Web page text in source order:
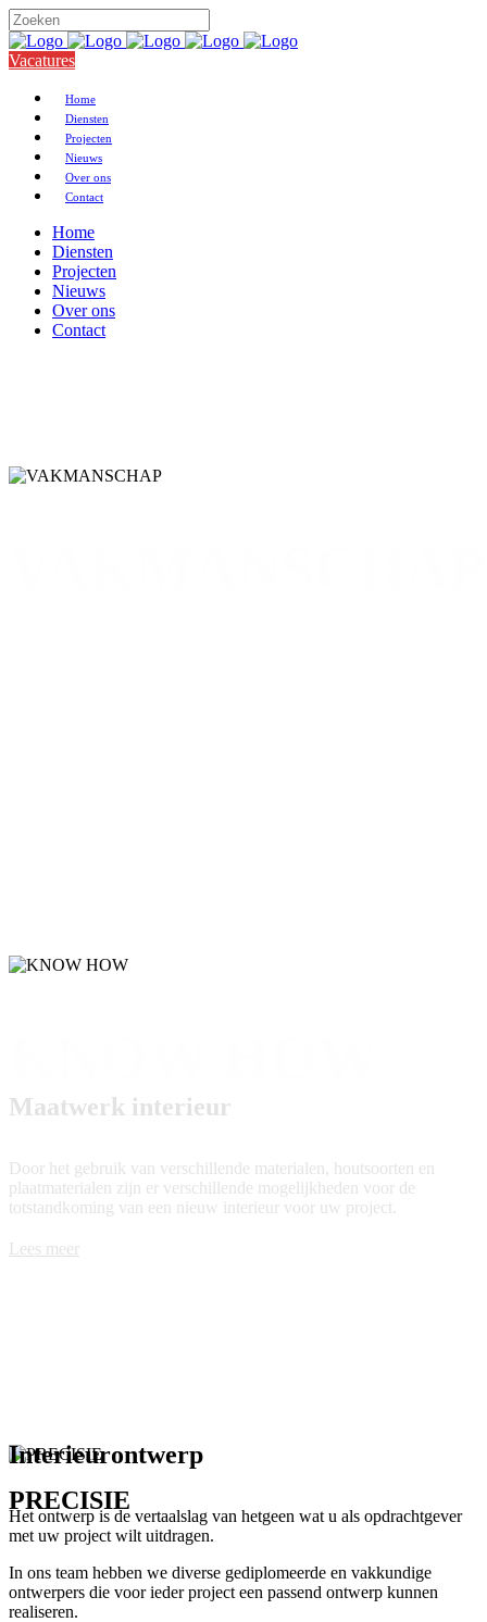
Vacatures
Home
Diensten
Projecten
Nieuws
Over ons
Contact
Home
Diensten
Projecten
Nieuws
Over ons
Contact
PRECISIE
Maatwerk interieur
Door het gebruik van verschillende materialen, houtsoorten en
plaatmaterialen zijn er verschillende mogelijkheden voor de
totstandkoming van een nieuw interieur voor uw project.
Lees meer
Interieurontwerp
Het ontwerp is de vertaalslag van hetgeen wat u als opdrachtgever
met uw project wilt uitdragen.
In ons team hebben we diverse gediplomeerde en vakkundige
ontwerpers die voor ieder project een passend ontwerp kunnen
realiseren.